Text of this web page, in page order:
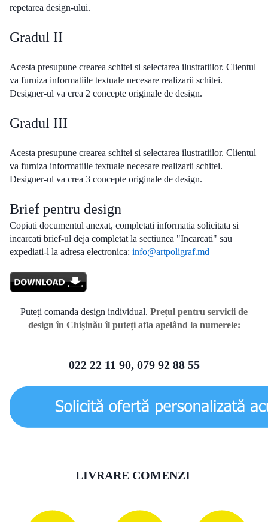
repetarea design-ului.
Gradul II
Acesta presupune crearea schitei si selectarea ilustratiilor. Clientul
va furniza informatiile textuale necesare realizarii schitei.
Designer-ul va crea 2 concepte originale de design.
Gradul III
Acesta presupune crearea schitei si selectarea ilustratiilor. Clientul
va furniza informatiile textuale necesare realizarii schitei.
Designer-ul va crea 3 concepte originale de design.
Brief pentru design
Copiati documentul anexat, completati informatia solicitata si
incarcati brief-ul deja completat la sectiunea "Incarcati" sau
expediati-l la adresa electronica: info@artpoligraf.md
Puteți comanda design individual. Prețul pentru servicii de
design în Chișinău îl puteți afla apelând la numerele:
022 22 11 90, 079 92 88 55
LIVRARE COMENZI